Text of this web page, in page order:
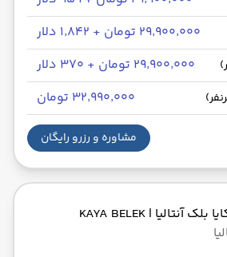
۲۹٬۹۰۰٬۰۰۰ تومان + ۱٬۸۴۲ دلار
۲۹٬۹۰۰٬۰۰۰ تومان + ۳۷۰ دلار
۳۲٬۹۹۰٬۰۰۰ تومان
مشاوره و رزرو رایگان
بلک آنتالیا | KAYA BELEK